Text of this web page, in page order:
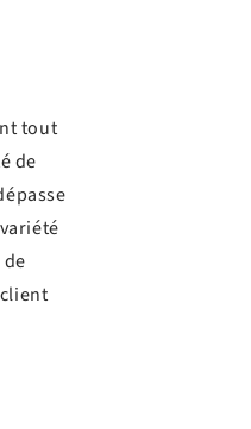
tout
de